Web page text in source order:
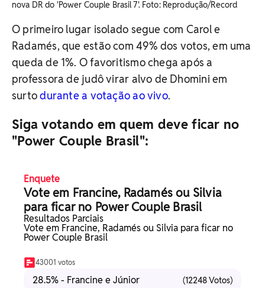
nova DR do 'Power Couple Brasil 7'. Foto: Reprodução/Record
O primeiro lugar isolado segue com Carol e
Radamés, que estão com 49% dos votos, em uma
queda de 1%. O favoritismo chega após a
professora de judô virar alvo de Dhomini em
surtodurante a votação ao vivo.
Siga votando em quem deve ficar no
"Power Couple Brasil":
Enquete
Vote em Francine, Radamés ou Silvia
para ficar no Power Couple Brasil
Resultados Parciais
Vote em Francine, Radamés ou Silvia para ficar no
Power Couple Brasil
43001 votos
28.5% - Francine e Júnior (12248 Votos)